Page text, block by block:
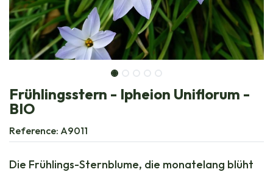
Frühlingsstern - Ipheion Uniflorum -
BIO
Reference: A9011
Die Frühlings-Sternblume, die monatelang blüht